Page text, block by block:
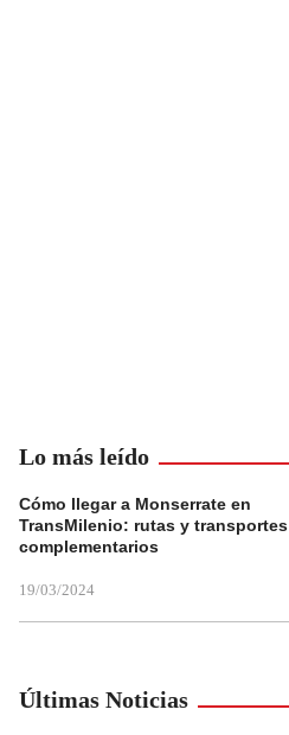
Lo más leído
Cómo llegar a Monserrate en
TransMilenio: rutas y transportes
complementarios
19/03/2024
Últimas Noticias